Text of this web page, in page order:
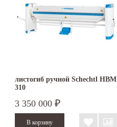
листогиб ручной Schechtl HBM
310
3 350 000 ₽